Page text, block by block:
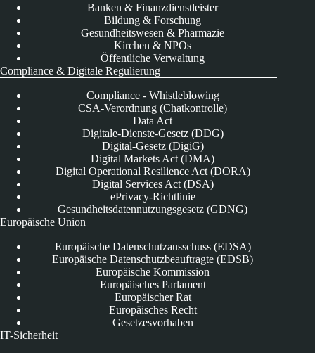
Banken & Finanzdienstleister
Bildung & Forschung
Gesundheitswesen & Pharmazie
Kirchen & NPOs
Öffentliche Verwaltung
Compliance & Digitale Regulierung
Compliance - Whistleblowing
CSA-Verordnung (Chatkontrolle)
Data Act
Digitale-Dienste-Gesetz (DDG)
Digital-Gesetz (DigiG)
Digital Markets Act (DMA)
Digital Operational Resilience Act (DORA)
Digital Services Act (DSA)
ePrivacy-Richtlinie
Gesundheitsdatennutzungsgesetz (GDNG)
Europäische Union
Europäische Datenschutzausschuss (EDSA)
Europäische Datenschutzbeauftragte (EDSB)
Europäische Kommission
Europäisches Parlament
Europäischer Rat
Europäisches Recht
Gesetzesvorhaben
IT-Sicherheit